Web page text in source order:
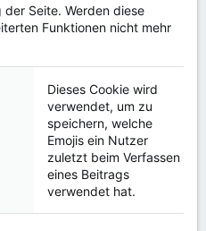
Seite. Werden diese
Funktionen nicht mehr
Dieses Cookie wird
verwendet, um zu
speichern, welche
Emojis ein Nutzer
zuletzt beim Verfassen
eines Beitrags
verwendet hat.